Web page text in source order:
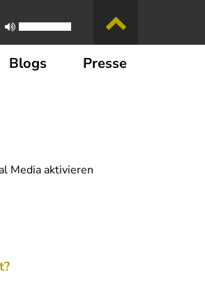
Blogs Presse
Mediaaktivieren